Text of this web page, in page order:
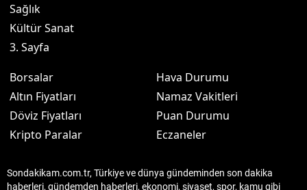
Sağlık
Kültür Sanat
3. Sayfa
Borsalar
Altın Fiyatları
Döviz Fiyatları
Kripto Paralar
Hava Durumu
Namaz Vakitleri
Puan Durumu
Eczaneler
Sondakikam.com.tr, Türkiye ve dünya gündeminden son dakika
haberleri, gündemden haberleri, ekonomi, siyaset, spor, kamu gibi